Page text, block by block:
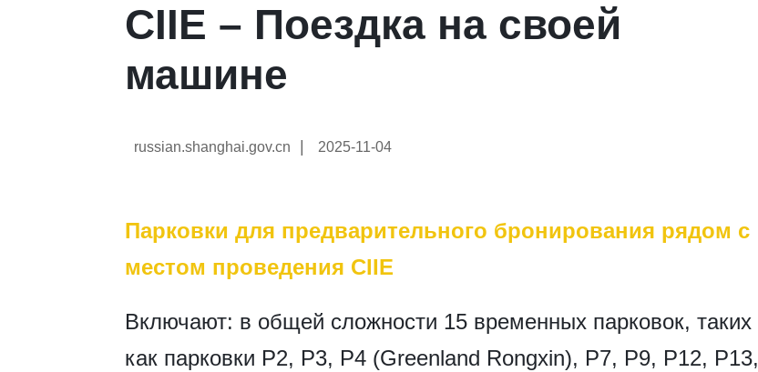
CIIE – Поездка на своей
машине
russian.shanghai.gov.cn 2025-11-04
Парковки для предварительного бронирования рядом с
местом проведения CIIE
Включают: в общей сложности 15 временных парковок, таких
как парковки P2, P3, P4 (Greenland Rongxin), P7, P9, P12, P13,